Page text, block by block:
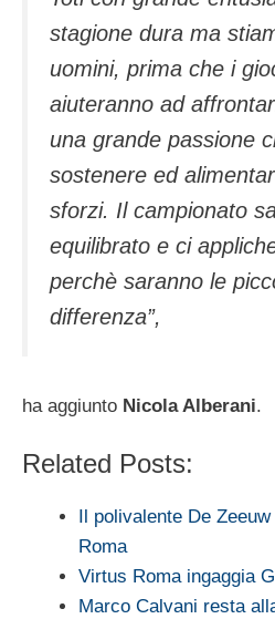
stagione dura ma
uomini, prima che i
aiuteranno ad
una grande passione
sostenere ed
sforzi. Il campionato
equilibrato e ci
perchè saranno le
differenza”,
ha aggiunto Nicola Alberani.
Related Posts:
Il polivalente De
Roma
Virtus Roma ingaggia
Marco Calvani resta